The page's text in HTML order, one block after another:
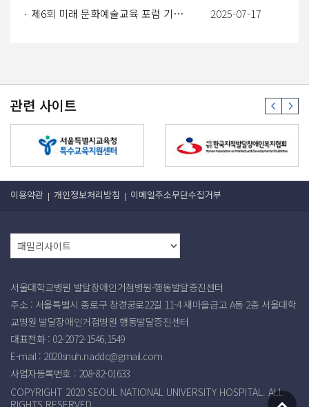
제6회 미래 문화예술교육 포럼 기조발제하는 김붕년 서울대 교수
2025-07-17
관련 사이트
이용약관 개인정보처리방침 이메일주소무단수집거부
서울대학교병원 발달장애인거점병원·행동발달증진센터
주소 : 서울특별시 종로구 창경궁로22길 11-4 새마을금고 A동 2층 서울대학
교병원 발달장애인거점병원 행동발달증진센터
대표전화 : 02-2072-1546,1549
E-mail : 2020snuh.naddc@gmail.com
사업자등록번호 : 208-82-01633
COPYRIGHT 2020 SEOUL NATIONAL UNIVERSITY HOSPITAL. ALL